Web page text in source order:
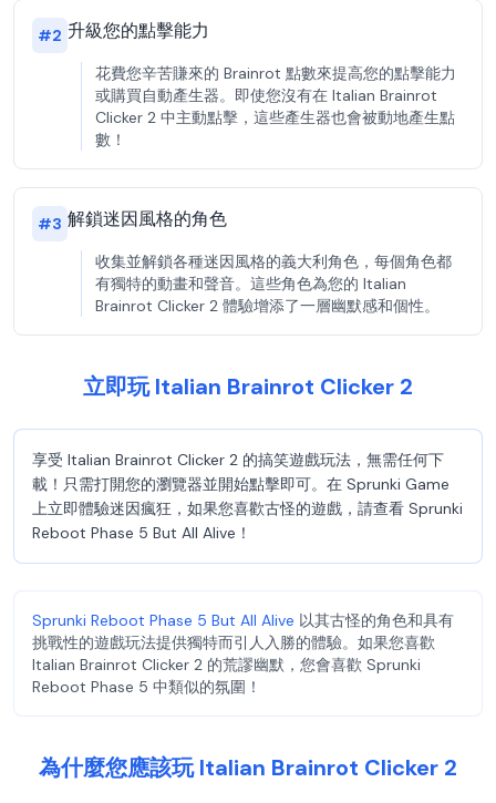
#2 升級您的點擊能力
花費您辛苦賺來的 Brainrot 點數來提高您的點擊能力
或購買自動產生器。即使您沒有在 Italian Brainrot
Clicker 2 中主動點擊，這些產生器也會被動地產生點
數！
#3 解鎖迷因風格的角色
收集並解鎖各種迷因風格的義大利角色，每個角色都
有獨特的動畫和聲音。這些角色為您的 Italian
Brainrot Clicker 2 體驗增添了一層幽默感和個性。
立即玩 Italian Brainrot Clicker 2
享受 Italian Brainrot Clicker 2 的搞笑遊戲玩法，無需任何下
載！只需打開您的瀏覽器並開始點擊即可。在 Sprunki Game
上立即體驗迷因瘋狂，如果您喜歡古怪的遊戲，請查看 Sprunki
Reboot Phase 5 But All Alive！
Sprunki Reboot Phase 5 But All Alive 以其古怪的角色和具有
挑戰性的遊戲玩法提供獨特而引人入勝的體驗。如果您喜歡
Italian Brainrot Clicker 2 的荒謬幽默，您會喜歡 Sprunki
Reboot Phase 5 中類似的氛圍！
為什麼您應該玩 Italian Brainrot Clicker 2